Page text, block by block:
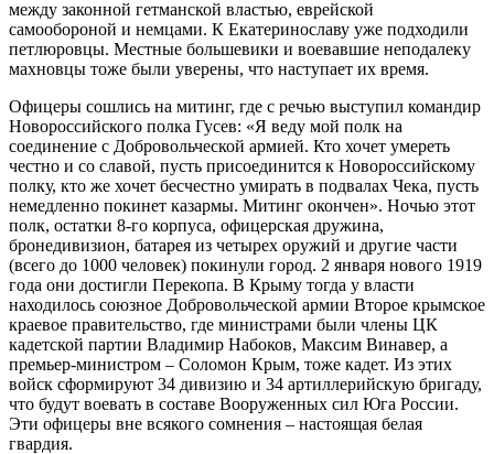
между законной гетманской властью, еврейской
самообороной и немцами. К Екатеринославу уже подходили
петлюровцы. Местные большевики и воевавшие неподалеку
махновцы тоже были уверены, что наступает их время.
Офицеры сошлись на митинг, где с речью выступил командир
Новороссийского полка Гусев: «Я веду мой полк на
соединение с Добровольческой армией. Кто хочет умереть
честно и со славой, пусть присоединится к Новороссийскому
полку, кто же хочет бесчестно умирать в подвалах Чека, пусть
немедленно покинет казармы. Митинг окончен». Ночью этот
полк, остатки 8-го корпуса, офицерская дружина,
бронедивизион, батарея из четырех оружий и другие части
(всего до 1000 человек) покинули город. 2 января нового 1919
года они достигли Перекопа. В Крыму тогда у власти
находилось союзное Добровольческой армии Второе крымское
краевое правительство, где министрами были члены ЦК
кадетской партии Владимир Набоков, Максим Винавер, а
премьер-министром – Соломон Крым, тоже кадет. Из этих
войск сформируют 34 дивизию и 34 артиллерийскую бригаду,
что будут воевать в составе Вооруженных сил Юга России.
Эти офицеры вне всякого сомнения – настоящая белая
гвардия.